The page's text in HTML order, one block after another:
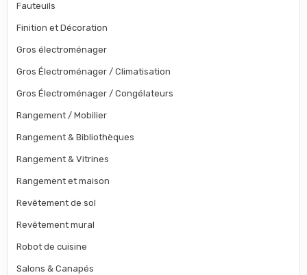
Fauteuils
Finition et Décoration
Gros électroménager
Gros Électroménager / Climatisation
Gros Électroménager / Congélateurs
Rangement / Mobilier
Rangement & Bibliothèques
Rangement & Vitrines
Rangement et maison
Revêtement de sol
Revêtement mural
Robot de cuisine
Salons & Canapés